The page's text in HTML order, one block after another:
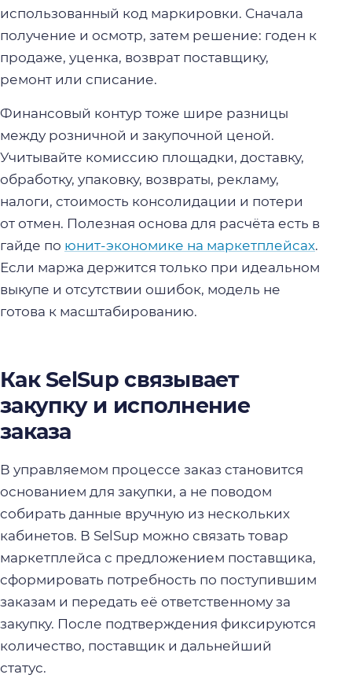
использованный код маркировки. Сначала
получение и осмотр, затем решение: годен к
продаже, уценка, возврат поставщику,
ремонт или списание.
Финансовый контур тоже шире разницы
между розничной и закупочной ценой.
Учитывайте комиссию площадки, доставку,
обработку, упаковку, возвраты, рекламу,
налоги, стоимость консолидации и потери
от отмен. Полезная основа для расчёта есть в
гайде по юнит-экономике на маркетплейсах.
Если маржа держится только при идеальном
выкупе и отсутствии ошибок, модель не
готова к масштабированию.
Как SelSup связывает
закупку и исполнение
заказа
В управляемом процессе заказ становится
основанием для закупки, а не поводом
собирать данные вручную из нескольких
кабинетов. В SelSup можно связать товар
маркетплейса с предложением поставщика,
сформировать потребность по поступившим
заказам и передать её ответственному за
закупку. После подтверждения фиксируются
количество, поставщик и дальнейший
статус.